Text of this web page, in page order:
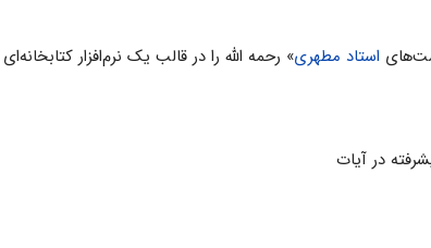
استاد مطهری» رحمه الله را در قالب یک نرم‌افزار
در آیات